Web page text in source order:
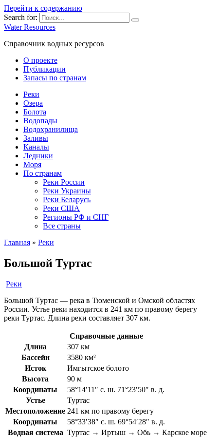
Перейти к содержанию
Search for:
Water Resources
Справочник водных ресурсов
О проекте
Публикации
Запасы по странам
Реки
Озера
Болота
Водопады
Водохранилища
Заливы
Каналы
Ледники
Моря
По странам
Реки России
Реки Украины
Реки Беларусь
Реки США
Регионы РФ и СНГ
Все страны
Главная » Реки
Большой Туртас
Реки
Большой Туртас — река в Тюменской и Омской областях
России. Устье реки находится в 241 км по правому берегу
реки Туртас. Длина реки составляет 307 км.
Справочные данные
Длина
307 км
Бассейн
3580 км²
Исток
Имгытское болото
Высота
90 м
Координаты
58°14′11″ с. ш. 71°23′50″ в. д.
Устье
Туртас
Местоположение 241 км по правому берегу
Координаты
58°33′38″ с. ш. 69°54′28″ в. д.
Водная система Туртас → Иртыш → Обь → Карское море